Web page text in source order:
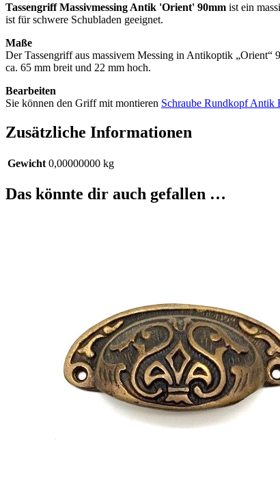
Tassengriff Massivmessing Antik 'Orient' 90mm ist ein
ist für schwere Schubladen geeignet.
Maße
Der Tassengriff aus massivem Messing in Antikoptik „Orient“
ca. 65 mm breit und 22 mm hoch.
Bearbeiten
Sie können den Griff mit montieren Schraube Rundkopf Antik
Zusätzliche Informationen
Gewicht 0,00000000 kg
Das könnte dir auch gefallen …